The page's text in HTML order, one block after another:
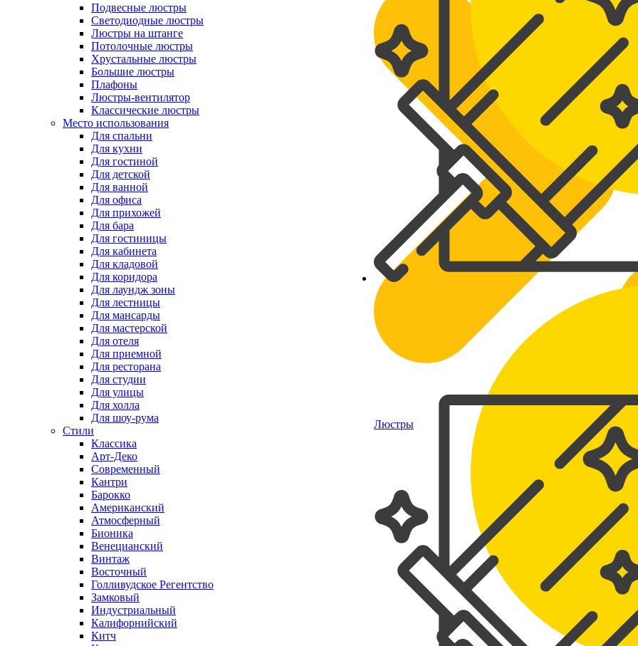
Люстры
Подвесные люстры
Светодиодные люстры
Люстры на штанге
Потолочные люстры
Хрустальные люстры
Большие люстры
Плафоны
Люстры-вентилятор
Классические люстры
Место использования
Для спальни
Для кухни
Для гостиной
Для детской
Для ванной
Для офиса
Для прихожей
Для бара
Для гостиницы
Для кабинета
Для кладовой
Для коридора
Для лаундж зоны
Для лестницы
Для мансарды
Для мастерской
Для отеля
Для приемной
Для ресторана
Для студии
Для улицы
Для холла
Для шоу-рума
Стили
Классика
Арт-Деко
Современный
Кантри
Барокко
Американский
Атмосферный
Бионика
Венецианский
Винтаж
Восточный
Голливудское Регентство
Замковый
Индустриальный
Калифорнийский
Китч